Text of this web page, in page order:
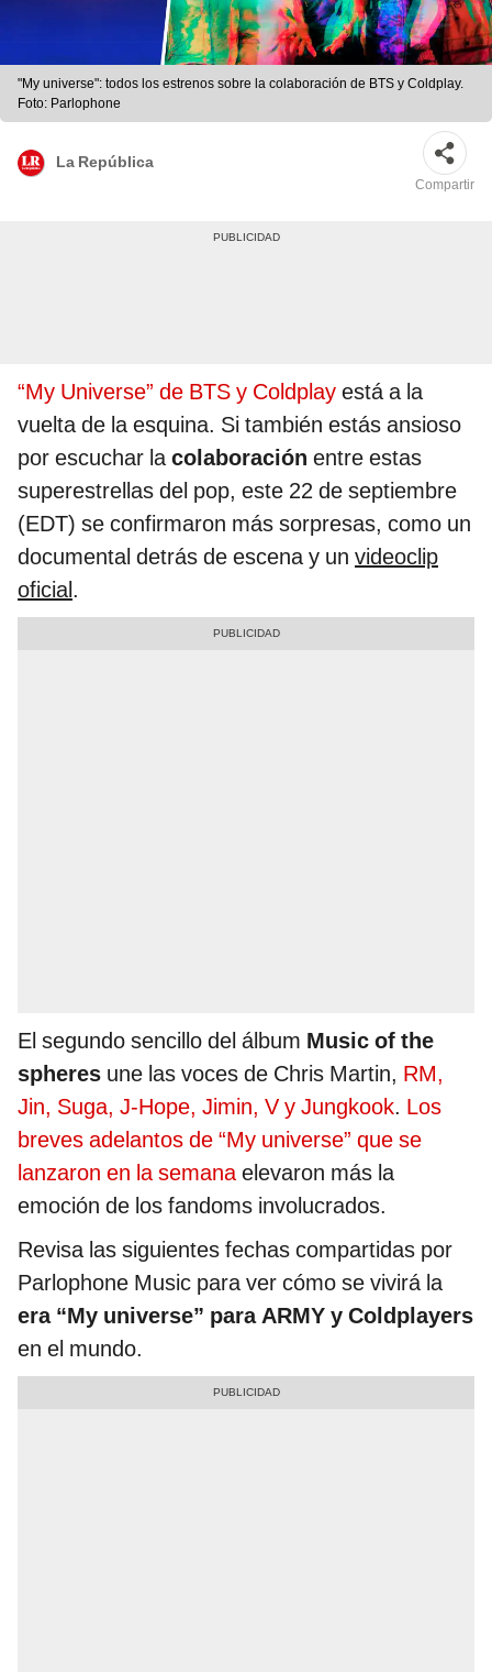
"My universe": todos los estrenos sobre la colaboración de BTS y Coldplay.
Foto: Parlophone
La República
Compartir
“My Universe” de BTS y Coldplay está a la
vuelta de la esquina. Si también estás ansioso
por escuchar lacolaboración entre estas
superestrellas del pop, este 22 de septiembre
(EDT) se confirmaron más sorpresas, como un
documental detrás de escena y un videoclip
oficial.
El segundo sencillo del álbum Music of the
spheres une las voces de Chris Martin, RM,
Jin, Suga, J-Hope, Jimin, V y Jungkook. Los
breves adelantos de “My universe” que se
lanzaron en la semanaelevaron más la
emoción de los fandoms involucrados.
Revisa las siguientes fechas compartidas por
Parlophone Music para ver cómo se vivirá la
era “My universe” para ARMY y Coldplayers
en el mundo.